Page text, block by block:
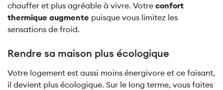
chauffer et plus agréable à vivre. Votre confort
thermique augmente puisque vous limitez les
sensations de froid.
Rendre sa maison plus écologique
Votre logement est aussi moins énergivore et ce faisant,
il devient plus écologique. Sur le long terme, vous faites